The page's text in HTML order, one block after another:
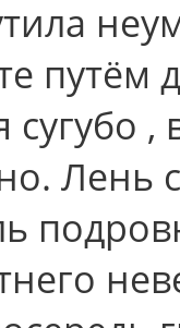
путём
,
Лень